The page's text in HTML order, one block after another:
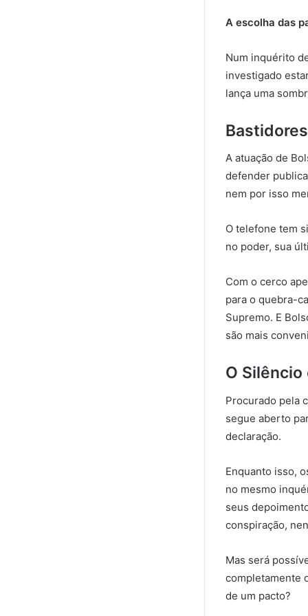
A escolha das
Num inquérito
investigado
lança uma
A atuação de
defender
nem por isso
O telefone tem
no poder, sua
Com o cerco
para o quebra-
Supremo. E
são mais
O Silêncio
Procurado pela
segue aberto
declaração.
Enquanto isso,
no mesmo
seus
conspiração,
Mas será
completamente
de um pacto?